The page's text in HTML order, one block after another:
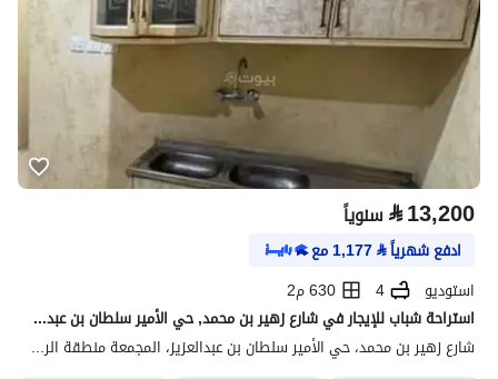
⃁13,200 سنوياً
ادفع شهرياً⃁
1,177مع
استوديو
4
630 م2
استراحة شباب للإيجار في شارع زهير بن محمد, حي الأمير سلطان بن عبدالعزيز, مدينة المجمعة
شارع زهير بن محمد، حي الأمير سلطان بن عبدالعزيز، المجمعة منطقة الرياض